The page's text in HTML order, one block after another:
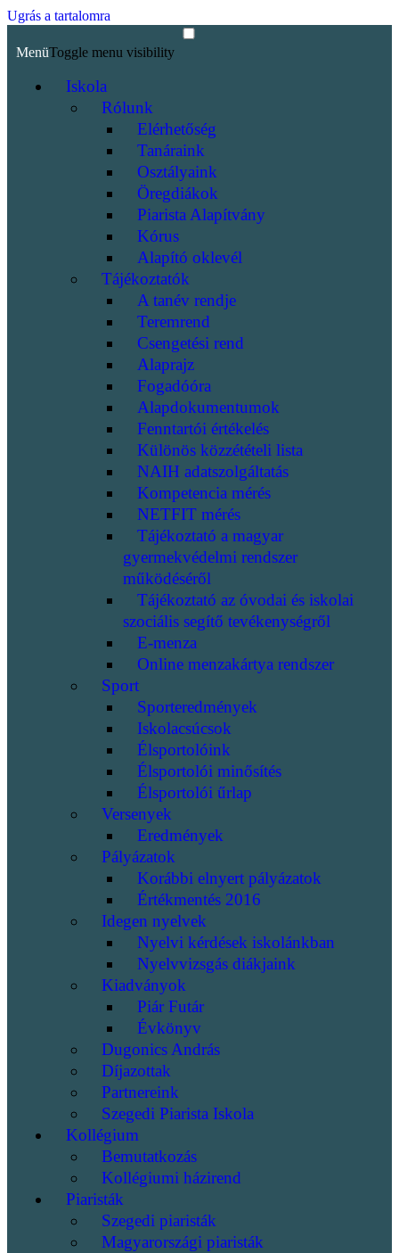
Ugrás a tartalomra
MenüToggle menu visibility
Iskola
Rólunk
Elérhetőség
Tanáraink
Osztályaink
Öregdiákok
Piarista Alapítvány
Kórus
Alapító oklevél
Tájékoztatók
A tanév rendje
Teremrend
Csengetési rend
Alaprajz
Fogadóóra
Alapdokumentumok
Fenntartói értékelés
Különös közzétételi lista
NAIH adatszolgáltatás
Kompetencia mérés
NETFIT mérés
Tájékoztató a magyar
gyermekvédelmi rendszer
működéséről
Tájékoztató az óvodai és iskolai
szociális segítő tevékenységről
E-menza
Online menzakártya rendszer
Sport
Sporteredmények
Iskolacsúcsok
Élsportolóink
Élsportolói minősítés
Élsportolói űrlap
Versenyek
Eredmények
Pályázatok
Korábbi elnyert pályázatok
Értékmentés 2016
Idegen nyelvek
Nyelvi kérdések iskolánkban
Nyelvvizsgás diákjaink
Kiadványok
Piár Futár
Évkönyv
Dugonics András
Díjazottak
Partnereink
Szegedi Piarista Iskola
Kollégium
Bemutatkozás
Kollégiumi házirend
Piaristák
Szegedi piaristák
Magyarországi piaristák